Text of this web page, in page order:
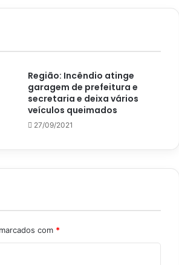
Região: Incêndio atinge
garagem de prefeitura e
secretaria e deixa vários
veículos queimados
27/09/2021
com *